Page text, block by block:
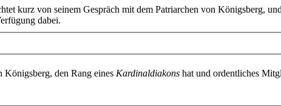
kurz von seinem Gespräch mit dem Patriarchen von Königsberg,
dabei.
Königsberg, den Rang eines Kardinaldiakons hat und ordentliches